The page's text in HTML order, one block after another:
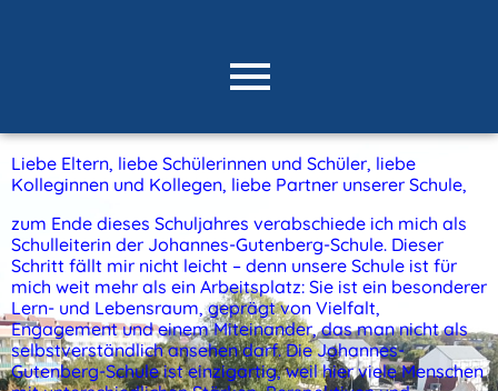
Liebe Eltern, liebe Schülerinnen und Schüler, liebe
Kolleginnen und Kollegen, liebe Partner unserer Schule,
zum Ende dieses Schuljahres verabschiede ich mich als
Schulleiterin der Johannes-Gutenberg-Schule. Dieser
Schritt fällt mir nicht leicht – denn unsere Schule ist für
mich weit mehr als ein Arbeitsplatz: Sie ist ein besonderer
Lern- und Lebensraum, geprägt von Vielfalt,
Engagement und einem Miteinander, das man nicht als
selbstverständlich ansehen darf. Die Johannes-
Gutenberg-Schule ist einzigartig, weil hier viele Menschen